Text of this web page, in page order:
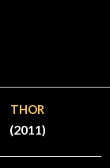
THOR
(2011)